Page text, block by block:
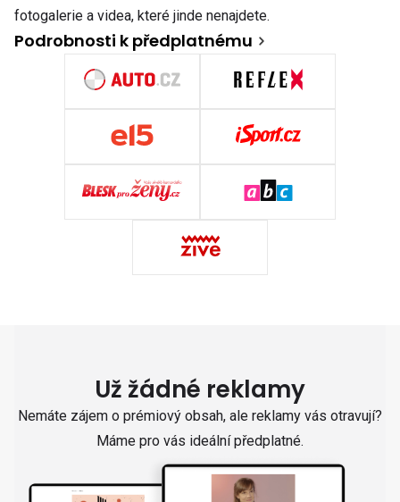
fotogalerie a videa, které jinde nenajdete.
Podrobnosti k předplatnému
Už žádné reklamy
Nemáte zájem o prémiový obsah, ale reklamy vás otravují?
Máme pro vás ideální předplatné.